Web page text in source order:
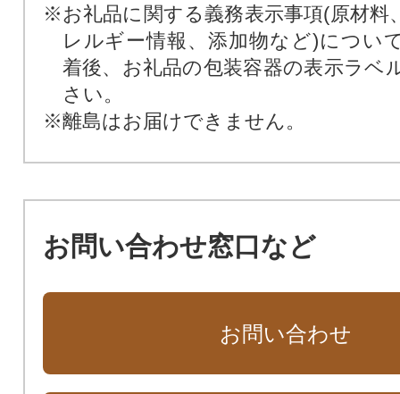
※お礼品に関する義務表示事項(原材料
レルギー情報、添加物など)につい
着後、お礼品の包装容器の表示ラベ
さい。
※離島はお届けできません。
お問い合わせ窓口など
お問い合わせ